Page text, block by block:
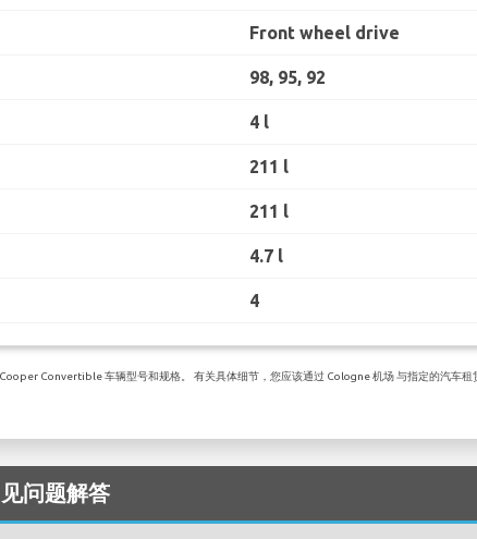
Front wheel drive
98, 95, 92
4 l
211 l
211 l
4.7 l
4
Convertible 车辆型号和规格。 有关具体细节，您应该通过 Cologne 机场 与指定的汽车租
问题解答